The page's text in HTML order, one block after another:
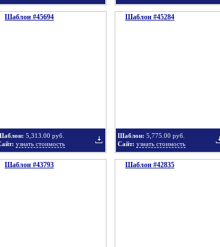
Шаблон #45694
5,313.00 руб.
узнать стоимость
Шаблон #45284
Шаблон: 5,775.00 руб.
Сайт: узнать стоимость
Шаблон #43793 Шаблон #42835